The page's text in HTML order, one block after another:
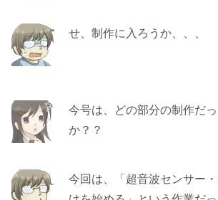
せ、制作に入ろうか、、、
今号は、どの部分の制作だ
か？？
今回は、「超音波センサー